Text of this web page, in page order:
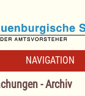
NAVIGATION
- Archiv